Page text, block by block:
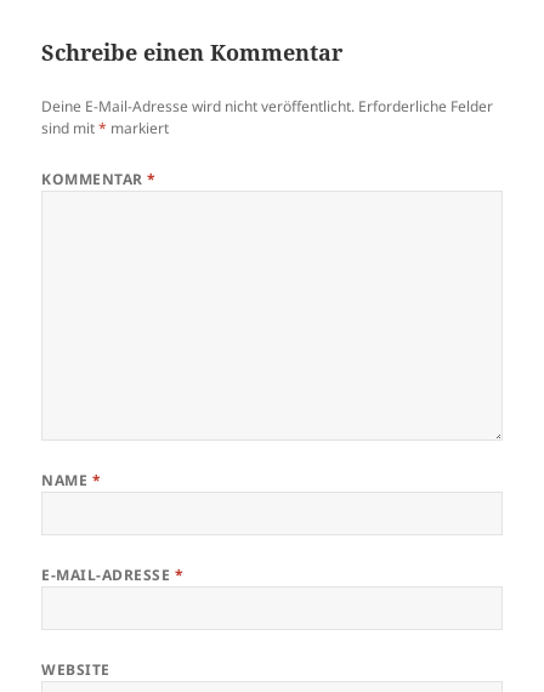
Schreibe einen Kommentar
Deine E-Mail-Adresse wird nicht veröffentlicht. Erforderliche Felder
sind mit* markiert
KOMMENTAR*
NAME *
E-MAIL-ADRESSE *
WEBSITE